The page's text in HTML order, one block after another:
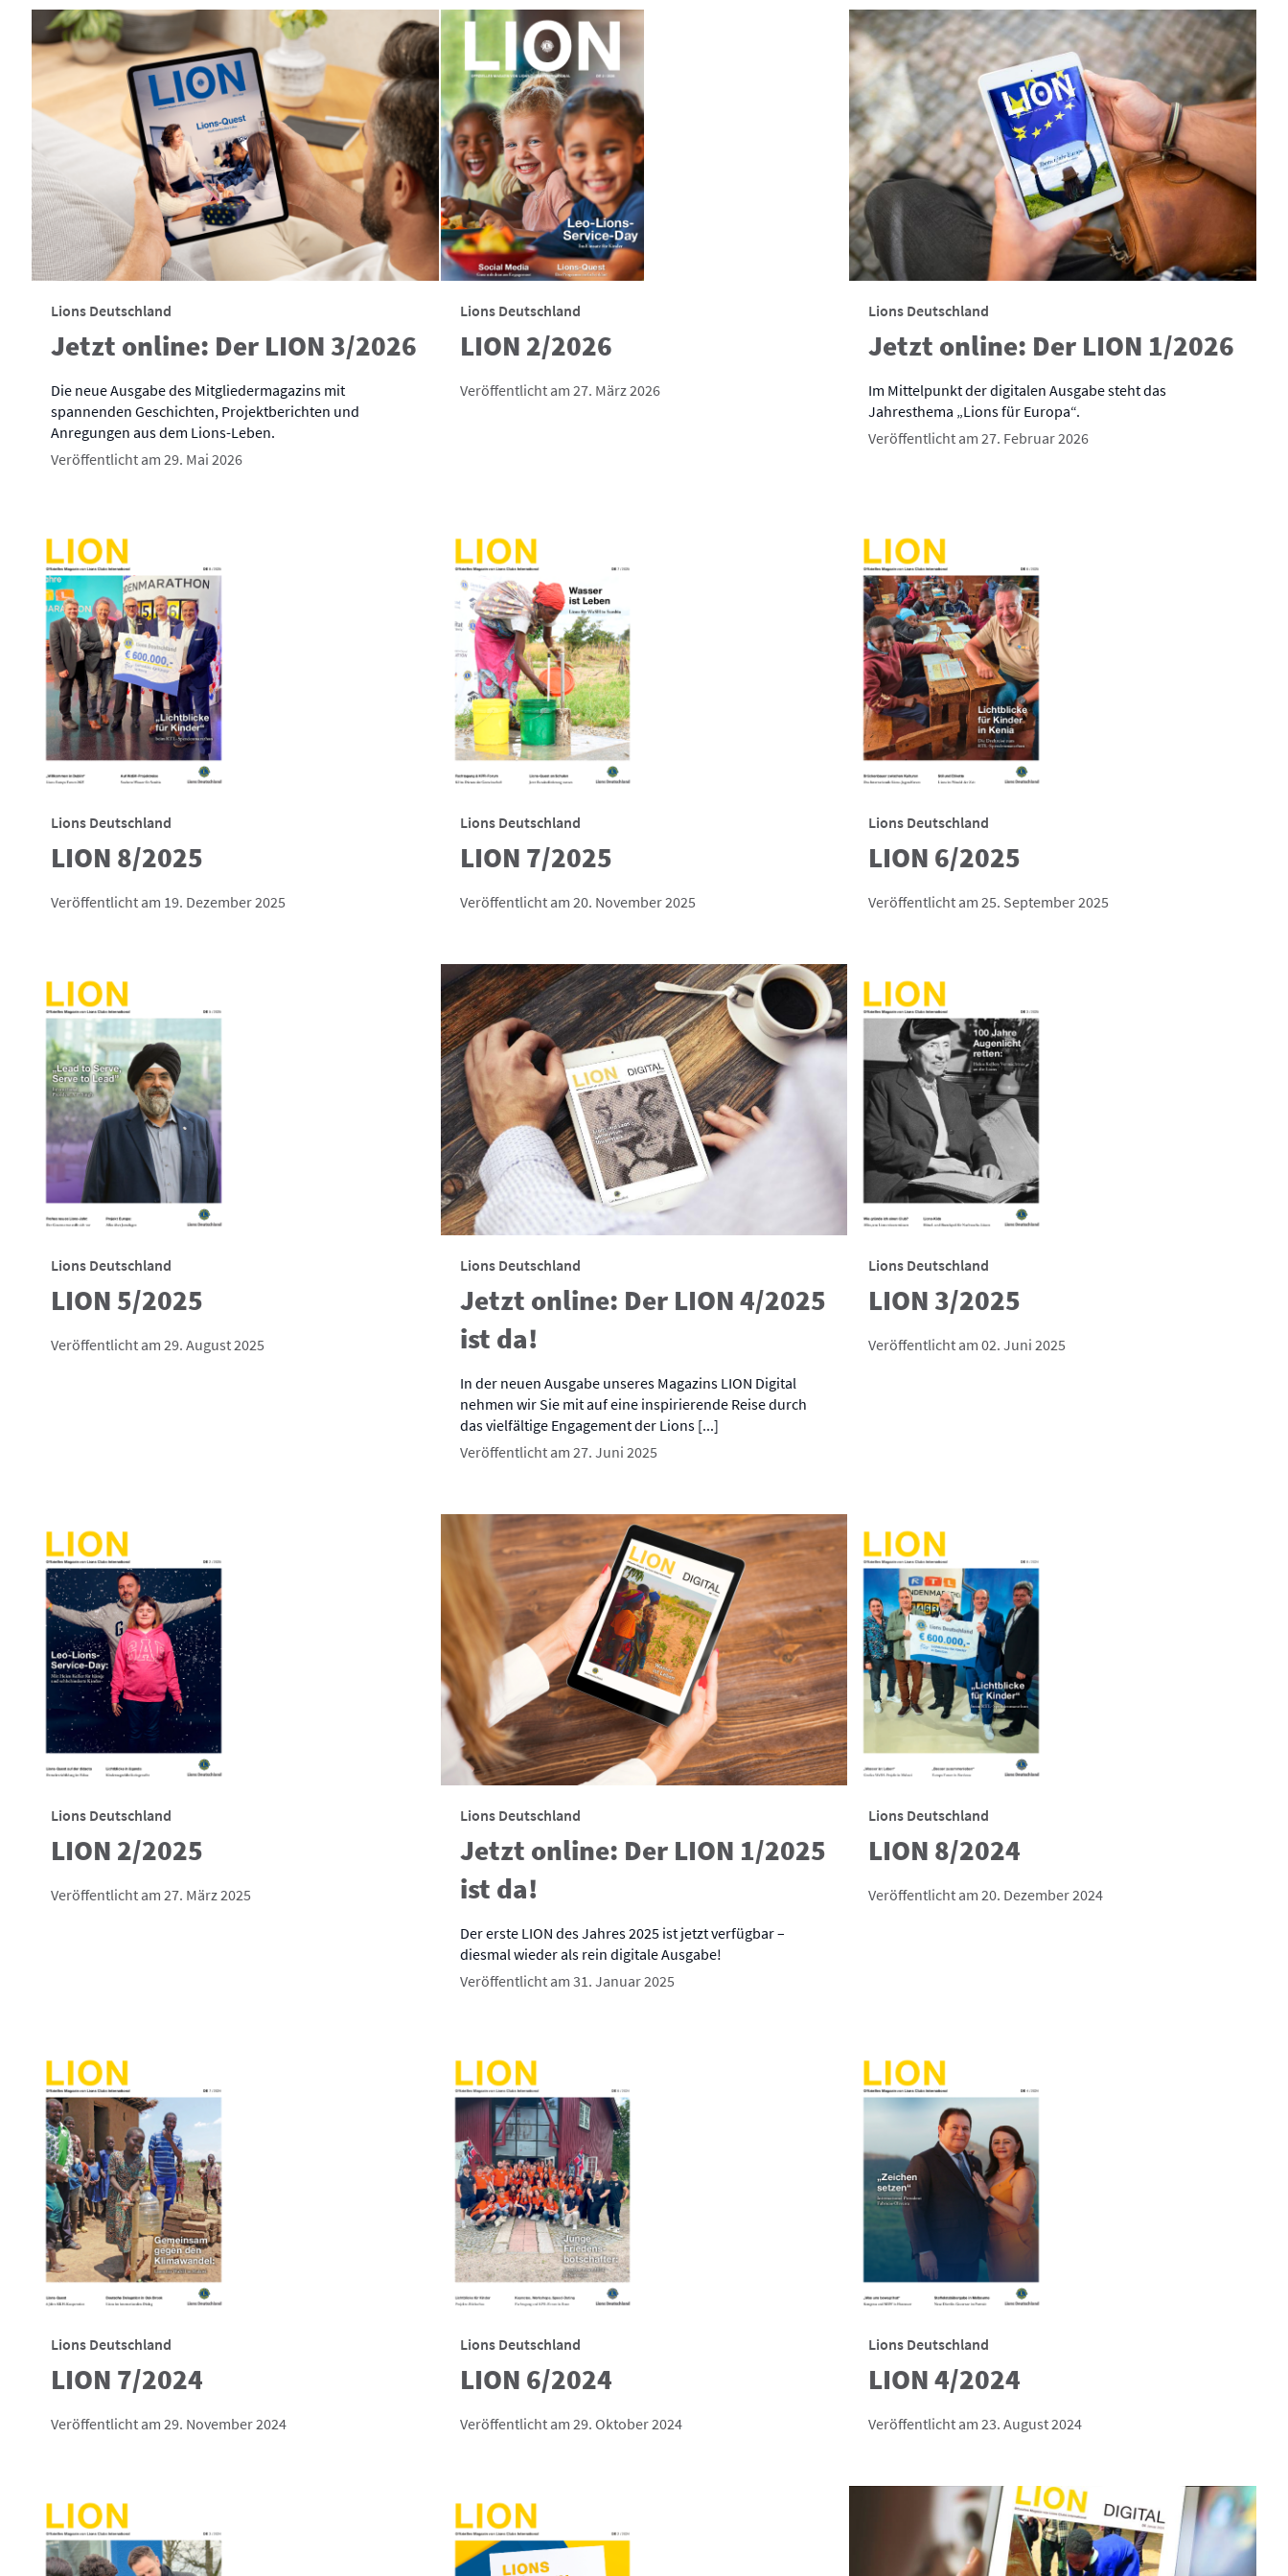
Lions Deutschland
Jetzt online: Der LION 3/2026
Die neue Ausgabe des Mitgliedermagazins mit
spannenden Geschichten, Projektberichten und
Anregungen aus dem Lions-Leben.
Veröffentlicht am 29. Mai 2026
Lions Deutschland
LION 2/2026
Veröffentlicht am 27. März 2026
Lions Deutschland
Jetzt online: Der LION 1/2026
Im Mittelpunkt der digitalen Ausgabe steht das
Jahresthema „Lions für Europa“.
Veröffentlicht am 27. Februar 2026
Lions Deutschland
LION 8/2025
Veröffentlicht am 19. Dezember 2025
Lions Deutschland
LION 7/2025
Veröffentlicht am 20. November 2025
Lions Deutschland
LION 6/2025
Veröffentlicht am 25. September 2025
Lions Deutschland
LION 5/2025
Veröffentlicht am 29. August 2025
Lions Deutschland
Jetzt online: Der LION 4/2025
ist da!
In der neuen Ausgabe unseres Magazins LION Digital
nehmen wir Sie mit auf eine inspirierende Reise durch
das vielfältige Engagement der Lions [...]
Veröffentlicht am 27. Juni 2025
Lions Deutschland
LION 3/2025
Veröffentlicht am 02. Juni 2025
Lions Deutschland
LION 2/2025
Veröffentlicht am 27. März 2025
Lions Deutschland
Jetzt online: Der LION 1/2025
ist da!
Der erste LION des Jahres 2025 ist jetzt verfügbar –
diesmal wieder als rein digitale Ausgabe!
Veröffentlicht am 31. Januar 2025
Lions Deutschland
LION 8/2024
Veröffentlicht am 20. Dezember 2024
Lions Deutschland
LION 7/2024
Veröffentlicht am 29. November 2024
Lions Deutschland
LION 6/2024
Veröffentlicht am 29. Oktober 2024
Lions Deutschland
LION 4/2024
Veröffentlicht am 23. August 2024